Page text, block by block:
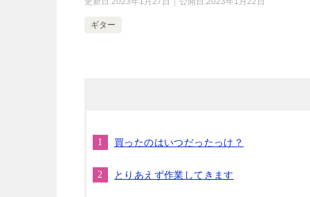
ギター
買ったのはいつだったっけ？
とりあえず作業してきます